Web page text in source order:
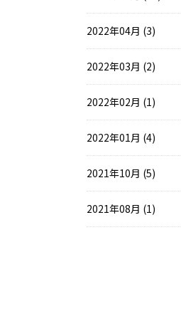
2022年04月 (3)
2022年03月 (2)
2022年02月 (1)
2022年01月 (4)
2021年10月 (5)
2021年08月 (1)